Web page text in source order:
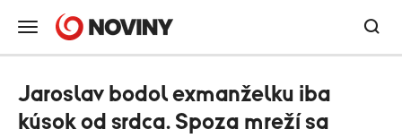
Jaroslav bodol exmanželku iba
kúsok od srdca. Spoza mreží sa